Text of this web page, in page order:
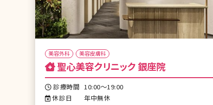
美容外科 美容皮膚科
聖心美容クリニック 銀座院
診療時間 10:00～19:00
休診日
年中無休